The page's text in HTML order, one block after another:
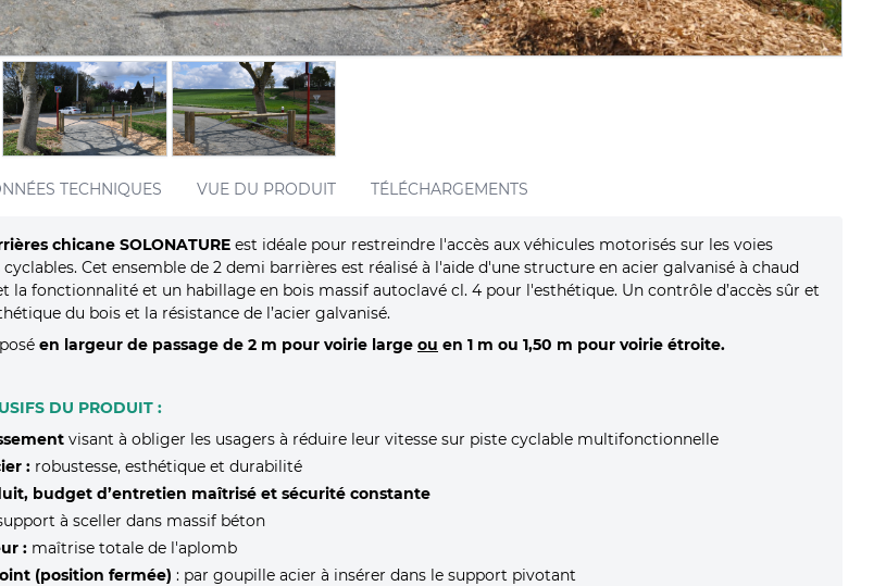
TECHNIQUES VUE DU PRODUIT TÉLÉCHARGEMENTS
chicane SOLONATURE est idéale pour restreindre l'accès aux véhicules motorisés sur les voies
Cet ensemble de 2 demi barrières est réalisé à l'aide d'une structure en acier galvanisé à chaud
la fonctionnalité et un habillage en bois massif autoclavé cl. 4 pour l'esthétique. Un contrôle d’accès sûr et
du bois et la résistance de l’acier galvanisé.
en largeur de passage de 2 m pour voirie large ou en 1 m ou 1,50 m pour voirie étroite.
DU PRODUIT :
visant à obliger les usagers à réduire leur vitesse sur piste cyclable multifonctionnelle
: robustesse, esthétique et durabilité
budget d’entretien maîtrisé et sécurité constante
à sceller dans massif béton
: maîtrise totale de l'aplomb
(position fermée) : par goupille acier à insérer dans le support pivotant